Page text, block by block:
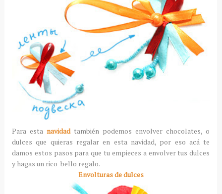
Para estanavidadtambién podemos envolver chocolates, o
dulces que quieras regalar en esta navidad, por eso acá te
damos estos pasos para que tu empieces a envolver tus dulces
y hagas un rico bello regalo.
Envolturas de dulces